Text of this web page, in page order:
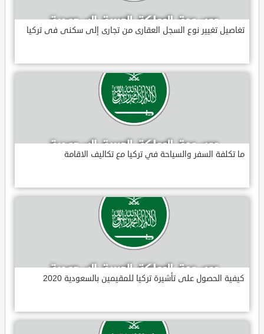
تغاصيل تغيير نوع السجل العقارى من تجارى إلى سكنى فى تركيا
ما تكلفة السفر والسياحة في تركيا مع تكاليف الاقامة
كيفية الحصول على تأشيرة تركيا للمقيمين بالسعودية 2020